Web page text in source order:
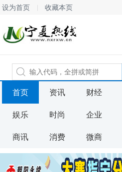
设为首页 收藏本页
首页 资讯 财经
娱乐 时尚 企业
商讯 消费 微商